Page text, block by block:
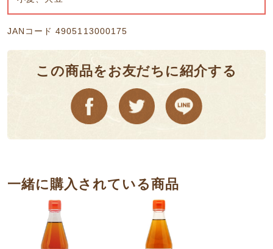
JANコード 4905113000175
この商品をお友だちに紹介する
⼀緒に購⼊されている商品